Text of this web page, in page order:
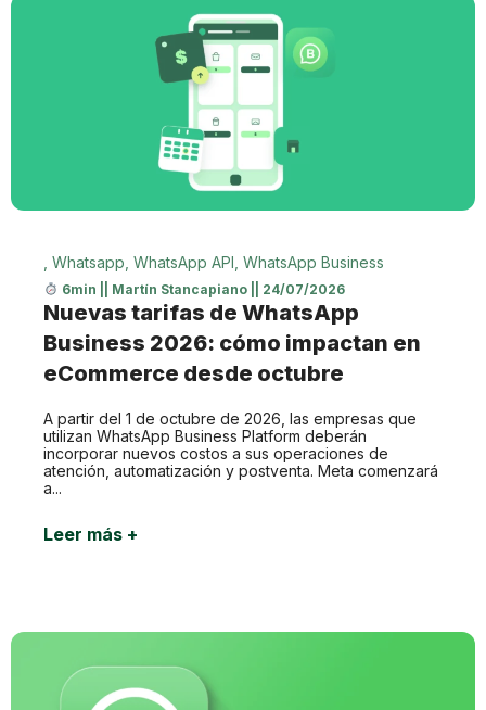
Whatsapp WhatsApp API WhatsApp Business
6min Martín Stancapiano 24/07/2026
Nuevas tarifas de WhatsApp
Business 2026: cómo impactan en
eCommerce desde octubre
A partir del 1 de octubre de 2026, las empresas que
utilizan WhatsApp Business Platform deberán
incorporar nuevos costos a sus operaciones de
atención, automatización y postventa. Meta comenzará
a...
Leer más +